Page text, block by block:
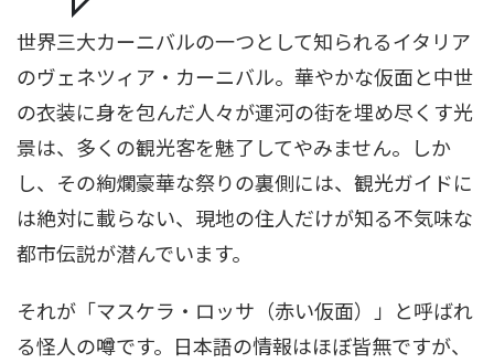
世界三大カーニバルの一つとして知られるイタリア
のヴェネツィア・カーニバル。華やかな仮面と中世
の衣装に身を包んだ人々が運河の街を埋め尽くす光
景は、多くの観光客を魅了してやみません。しか
し、その絢爛豪華な祭りの裏側には、観光ガイドに
は絶対に載らない、現地の住人だけが知る不気味な
都市伝説が潜んでいます。
それが「マスケラ・ロッサ（赤い仮面）」と呼ばれ
る怪人の噂です。日本語の情報はほぼ皆無ですが、